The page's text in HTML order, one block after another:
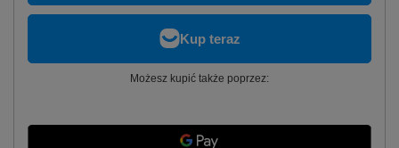
Możesz kupić także poprzez: